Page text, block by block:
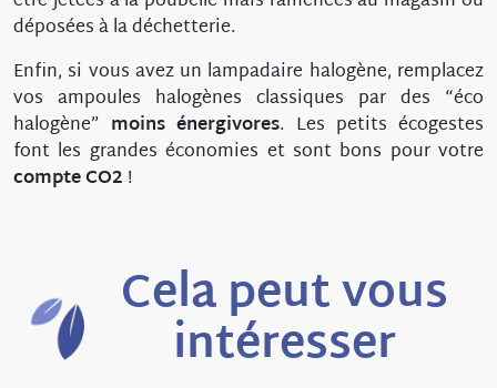
déposées à la déchetterie.
Enfin, si vous avez un lampadaire halogène, remplacez
vos ampoules halogènes classiques par des “éco
halogène” moins énergivores. Les petits écogestes
font les grandes économies et sont bons pour votre
compte CO2 !
Cela peut vous
intéresser